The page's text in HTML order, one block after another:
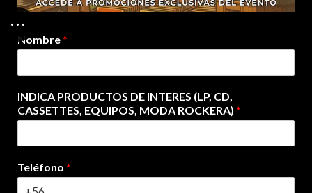
Nombre*
INDICA PRODUCTOS DE INTERES (LP, CD,
CASSETTES, EQUIPOS, MODA ROCKERA) *
Teléfono *